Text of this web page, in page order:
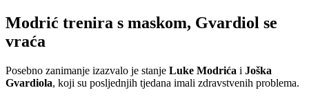
Modrić trenira s maskom, Gvardiol se
vraća
Posebno zanimanje izazvalo je stanje Luke Modrića i Joška
Gvardiola, koji su posljednjih tjedana imali zdravstvenih problema.